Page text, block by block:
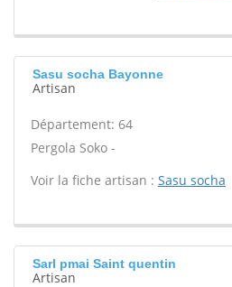
Sasu socha Bayonne
Artisan
Département: 64
Pergola Soko -
Voir la fiche artisan : Sasu socha
Sarl pmai Saint quentin
Artisan